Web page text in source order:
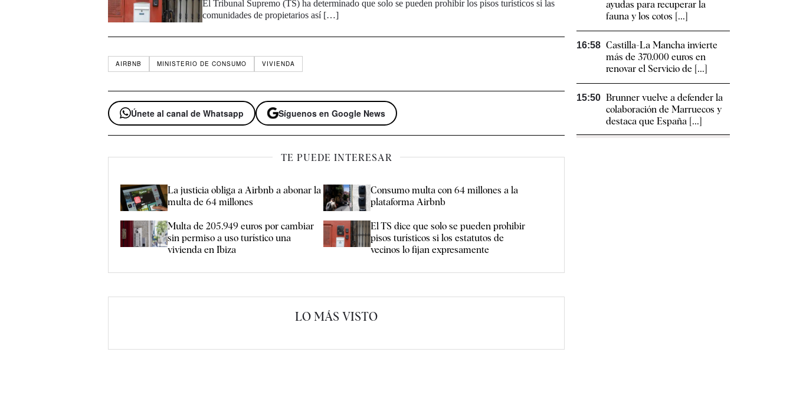
El Tribunal Supremo (TS) ha determinado que solo se pueden prohibir los pisos turísticos si las
comunidades de propietarios así […]
AIRBNB MINISTERIO DE CONSUMO VIVIENDA
Únete al canal de Whatsapp Síguenos en Google News
TE PUEDE INTERESAR
La justicia obliga a Airbnb a abonar la
multa de 64 millones
Consumo multa con 64 millones a la
plataforma Airbnb
Multa de 205.949 euros por cambiar
sin permiso a uso turístico una
vivienda en Ibiza
El TS dice que solo se pueden prohibir
pisos turísticos si los estatutos de
vecinos lo fijan expresamente
LO MÁS VISTO
ayudas para recuperar la
fauna y los cotos [...]
16:58 Castilla-La Mancha invierte
más de 370.000 euros en
renovar el Servicio de [...]
15:50 Brunner vuelve a defender la
colaboración de Marruecos y
destaca que España [...]